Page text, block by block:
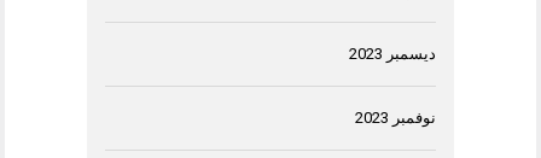
ديسمبر 2023
نوفمبر 2023